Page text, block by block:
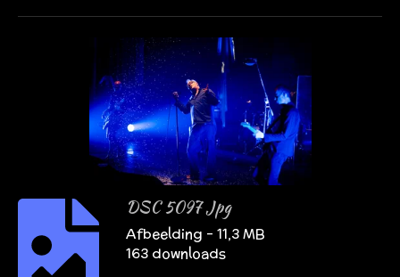
DSC 5097 Jpg
Afbeelding – 11,3 MB
163 downloads